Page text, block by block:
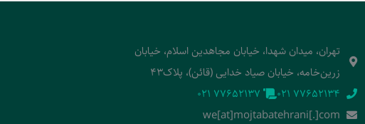
تهران، میدان شهدا، خیابان مجاهدین اسلام، خیابان
زرین‌خامه، خیابان صیاد خدایی (قائن)، پلاک43
‭021 77652134‬
‭021 77652137‬
we[at]mojtabatehrani[.]com